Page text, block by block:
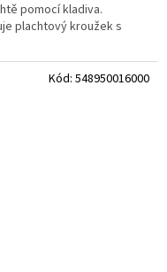
pomocí kladiva.
plachtový kroužek s
Kód: 548950016000